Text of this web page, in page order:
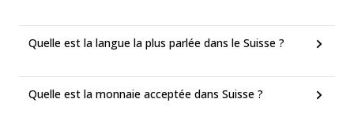
Quelle est la langue la plus parlée dans le Suisse ?
Quelle est la monnaie acceptée dans Suisse ?